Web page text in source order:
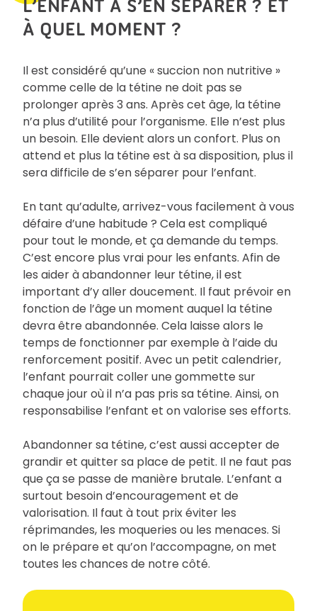
L’ENFANT À S’EN SÉPARER ? ET
À QUEL MOMENT ?
Il est considéré qu’une « succion non nutritive »
comme celle de la tétine ne doit pas se
prolonger après 3 ans. Après cet âge, la tétine
n’a plus d’utilité pour l’organisme. Elle n’est plus
un besoin. Elle devient alors un confort. Plus on
attend et plus la tétine est à sa disposition, plus il
sera difficile de s’en séparer pour l’enfant.
En tant qu’adulte, arrivez-vous facilement à vous
défaire d’une habitude ? Cela est compliqué
pour tout le monde, et ça demande du temps.
C’est encore plus vrai pour les enfants. Afin de
les aider à abandonner leur tétine, il est
important d’y aller doucement. Il faut prévoir en
fonction de l’âge un moment auquel la tétine
devra être abandonnée. Cela laisse alors le
temps de fonctionner par exemple à l’aide du
renforcement positif. Avec un petit calendrier,
l’enfant pourrait coller une gommette sur
chaque jour où il n’a pas pris sa tétine. Ainsi, on
responsabilise l’enfant et on valorise ses efforts.
Abandonner sa tétine, c’est aussi accepter de
grandir et quitter sa place de petit. Il ne faut pas
que ça se passe de manière brutale. L’enfant a
surtout besoin d’encouragement et de
valorisation. Il faut à tout prix éviter les
réprimandes, les moqueries ou les menaces. Si
on le prépare et qu’on l’accompagne, on met
toutes les chances de notre côté.